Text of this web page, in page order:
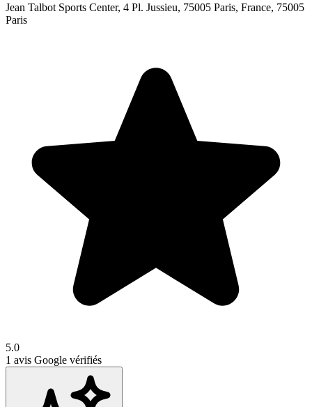
Jean Talbot Sports Center, 4 Pl. Jussieu, 75005 Paris, France, 75005
Paris
5.0
1 avis Google vérifiés